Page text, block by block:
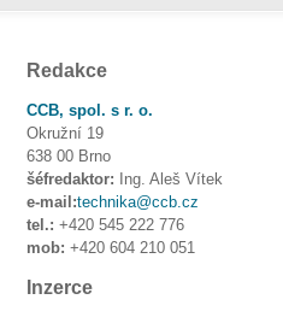
Redakce
CCB, spol. s r. o.
Okružní 19
638 00 Brno
šéfredaktor: Ing. Aleš Vítek
e-mail:technika@ccb.cz
tel.: +420 545 222 776
mob: +420 604 210 051
Inzerce